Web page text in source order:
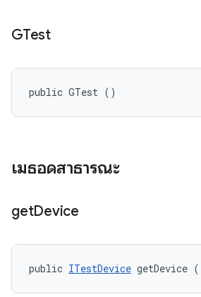
GTest
public GTest ()
เมธอดสาธารณะ
getDevice
public ITestDevice getDevice